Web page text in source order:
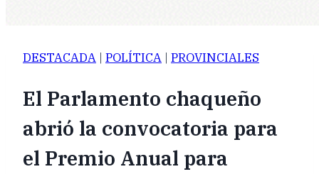
DESTACADA | POLÍTICA | PROVINCIALES
El Parlamento chaqueño
abrió la convocatoria para
el Premio Anual para